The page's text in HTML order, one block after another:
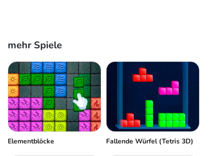
mehr Spiele
Elementblöcke Fallende Würfel (Tetris 3D)